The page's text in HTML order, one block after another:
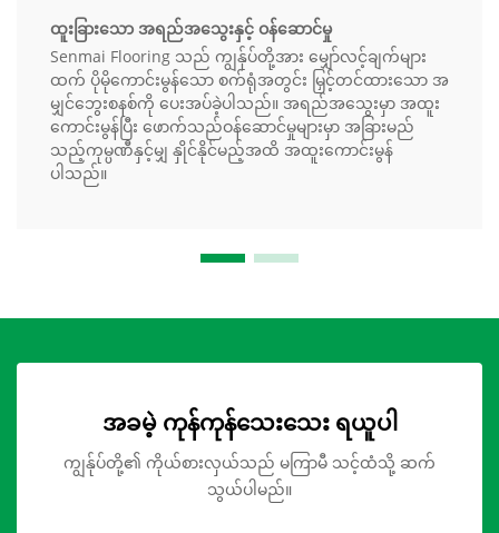
ထူးခြားသော အရည်အသွေးနှင့် ဝန်ဆောင်မှု
Senmai Flooring သည် ကျွန်ုပ်တို့အား မျှော်လင့်ချက်များ
ထက် ပိုမိုကောင်းမွန်သော စက်ရုံအတွင်း မြှင့်တင်ထားသော အ
မျှင်ဘွေးစနစ်ကို ပေးအပ်ခဲ့ပါသည်။ အရည်အသွေးမှာ အထူး
ကောင်းမွန်ပြီး ဖောက်သည်ဝန်ဆောင်မှုများမှာ အခြားမည်
သည့်ကုမ္ပဏီနှင့်မျှ နှိုင်နိုင်မည့်အထိ အထူးကောင်းမွန်
ပါသည်။
အခမဲ့ ကုန်ကုန်သေးသေး ရယူပါ
ကျွန်ုပ်တို့၏ ကိုယ်စားလှယ်သည် မကြာမီ သင့်ထံသို့ ဆက်
သွယ်ပါမည်။